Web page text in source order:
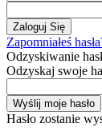
Zapomniałeś
Odzyskiwanie
Odzyskaj swoje
Hasło zostanie